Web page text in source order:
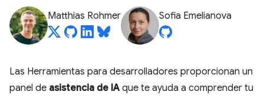
Matthias Rohmer Sofia Emelianova
Las Herramientas para desarrolladores proporcionan un
panel de asistencia de IA que te ayuda a comprender tu